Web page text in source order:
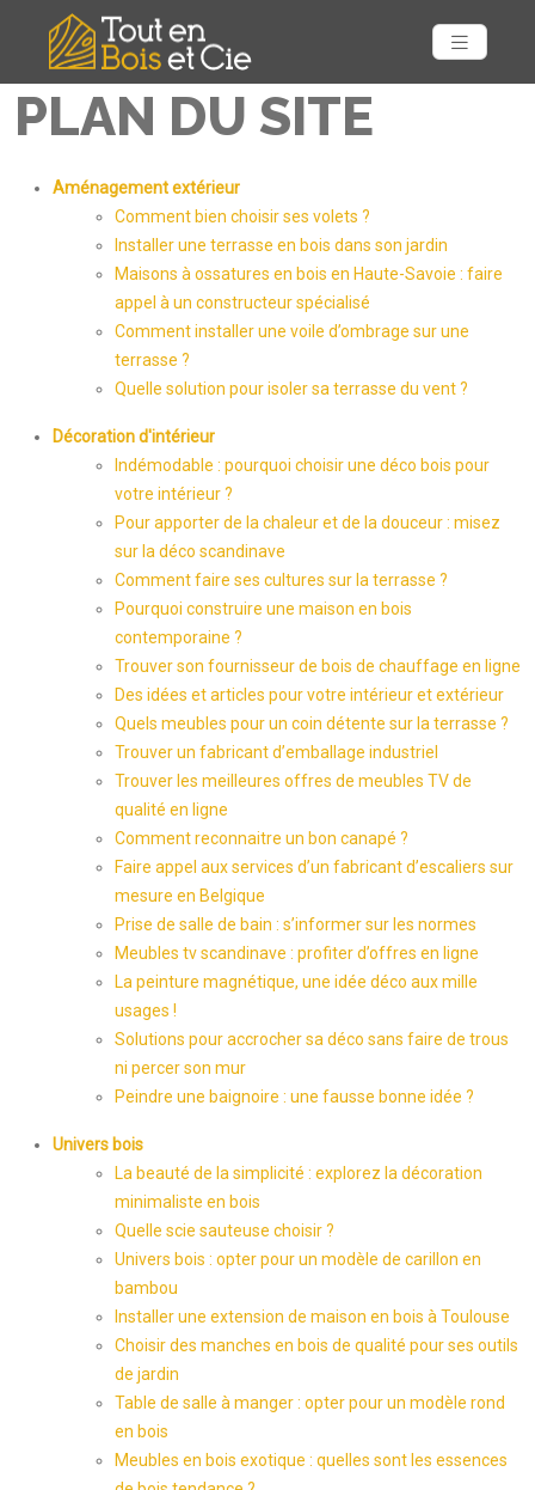
PLAN DU SITE
Aménagement extérieur
Comment bien choisir ses volets ?
Installer une terrasse en bois dans son jardin
Maisons à ossatures en bois en Haute-Savoie : faire
appel à un constructeur spécialisé
Comment installer une voile d’ombrage sur une
terrasse ?
Quelle solution pour isoler sa terrasse du vent ?
Décoration d'intérieur
Indémodable : pourquoi choisir une déco bois pour
votre intérieur ?
Pour apporter de la chaleur et de la douceur : misez
sur la déco scandinave
Comment faire ses cultures sur la terrasse ?
Pourquoi construire une maison en bois
contemporaine ?
Trouver son fournisseur de bois de chauffage en ligne
Des idées et articles pour votre intérieur et extérieur
Quels meubles pour un coin détente sur la terrasse ?
Trouver un fabricant d’emballage industriel
Trouver les meilleures offres de meubles TV de
qualité en ligne
Comment reconnaitre un bon canapé ?
Faire appel aux services d’un fabricant d’escaliers sur
mesure en Belgique
Prise de salle de bain : s’informer sur les normes
Meubles tv scandinave : profiter d’offres en ligne
La peinture magnétique, une idée déco aux mille
usages !
Solutions pour accrocher sa déco sans faire de trous
ni percer son mur
Peindre une baignoire : une fausse bonne idée ?
Univers bois
La beauté de la simplicité : explorez la décoration
minimaliste en bois
Quelle scie sauteuse choisir ?
Univers bois : opter pour un modèle de carillon en
bambou
Installer une extension de maison en bois à Toulouse
Choisir des manches en bois de qualité pour ses outils
de jardin
Table de salle à manger : opter pour un modèle rond
en bois
Meubles en bois exotique : quelles sont les essences